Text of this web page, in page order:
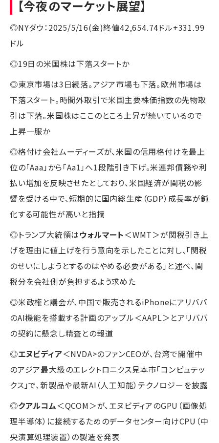
【今夜のマーケット展望】
◎NYダウ：2025/5/16(金)終値42,654.74ドル+331.99
ドル
◎19日の米国株は下落スタートか
◎東京市場は3日続落。アジア市場も下落。欧州市場は
下落スタート。時間外取引で米国主要株価指数の先物取
引は下落。米国株はここのところ上昇が続いているので
上昇一服か
◎格付け会社ムーディーズが、米国の信用格付けを最上
位の「Aaa」から「Aa1」へ1段階引き下げ。米連邦債務や利
払い増加を反映させたとしており、米国経済が関税の影
響を受ける中で、短期的に国内総生産（GDP）成長率が鈍
化する可能性が高いと指摘
◎トランプ大統領はウォルマート＜WMT＞が関税引き上
げを理由に値上げを行う意向を示したことに対し、「関税
のせいにしようとするのはやめる必要がある」と述べ、関
税分を会社側が負担するよう求めた
◎米政権と議会が、中国で販売されるiPhoneにアリババ
のAI機能を搭載する計画のアップル＜AAPL＞とアリババ
の契約に懸念し精査との報道
◎エヌビディア＜NVDA>のファンCEOが、台湾で開催中
のアジア最大級のエレクトロニクス見本市「コンピュテッ
クス」で、新製品や最新AI（人工知能）テクノロジーを披露
◎クアルコム＜QCOM＞が、エヌビディアのGPU（画像処
理半導体）に接続するためのデータセンター向けCPU（中
央演算処理装置）の製造を発表